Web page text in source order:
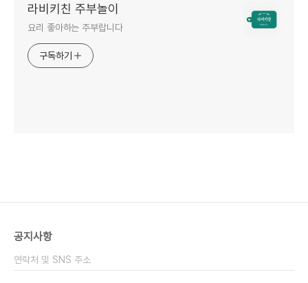
라비키친 주부놀이
요리 좋아하는 주부랍니다
구독하기
공지사항
연락처 및 SNS 주소